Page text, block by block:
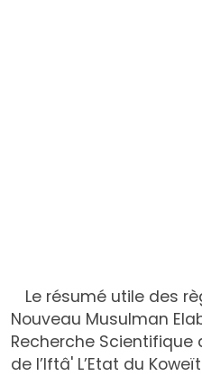
Le résumé utile des
Nouveau Musulman
Recherche
de l’Iftâ' L’Etat du